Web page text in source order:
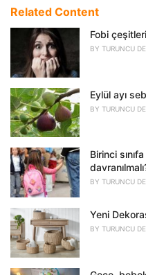
e
e
:
Related Content
Fobi çeşitleri
BY TURUNCU
Eylül ayı
BY TURUNCU
Birinci
BY TURUNCU
Yeni
BY TURUNCU